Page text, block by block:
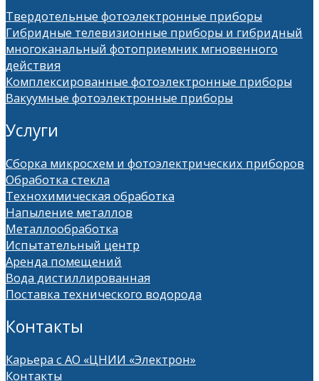
Твердотельные фотоэлектронные приборы
Гибридные телевизионные приборы и гибридный
многоканальный фотоприемник мгновенного
действия
Комплексированные фотоэлектронные приборы
Вакуумные фотоэлектронные приборы
Услуги
Сборка микросхем и фотоэлектрических приборов
Обработка стекла
Технохимическая обработка
Напыление металлов
Металлообработка
Испытательный центр
Аренда помещений
Вода дистиллированная
Поставка технического водорода
Контакты
Карьера с АО «ЦНИИ «Электрон»
Контакты